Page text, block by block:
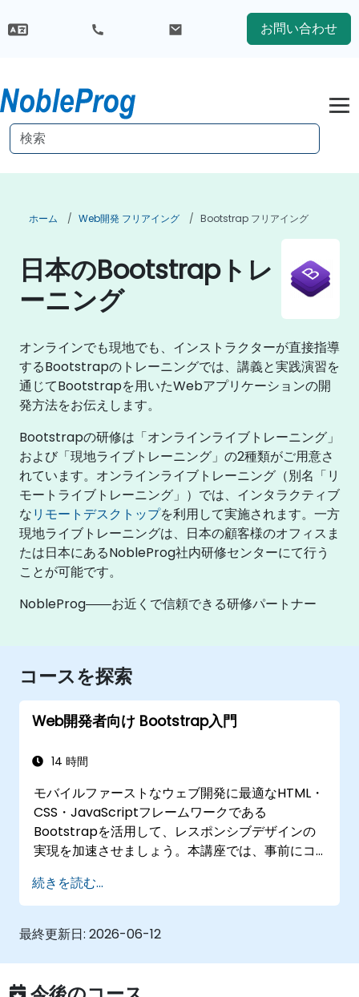
お問い合わせ
ホーム Web開発 フリアイング Bootstrap フリアイング
日本のBootstrapトレ
ーニング
オンラインでも現地でも、インストラクターが直接指導
するBootstrapのトレーニングでは、講義と実践演習を
通じてBootstrapを用いたWebアプリケーションの開
発方法をお伝えします。
Bootstrapの研修は「オンラインライブトレーニング」
および「現地ライブトレーニング」の2種類がご用意さ
れています。オンラインライブトレーニング（別名「リ
モートライブトレーニング」）では、インタラクティブ
なリモートデスクトップを利用して実施されます。一方
現地ライブトレーニングは、日本の顧客様のオフィスま
たは日本にあるNobleProg社内研修センターにて行う
ことが可能です。
NobleProg――お近くで信頼できる研修パートナー
コースを探索
Web開発者向け Bootstrap入門
14 時間
モバイルファーストなウェブ開発に最適なHTML・
CSS・JavaScriptフレームワークである
Bootstrapを活用して、レスポンシブデザインの
実現を加速させましょう。本講座では、事前にコ
コードのコンパイル方法、レスポンシブ対応グリ
ッドシステム、カスタムコンポーネント、ナビゲ
ーションバー、アクセシビリティのベストプラク
警告メッセージ、プログレスバー、メディアオブ
ジェクト、入力項目のグループ化、ボタン群とい
続きを読む...
最終更新日: 2026-06-12